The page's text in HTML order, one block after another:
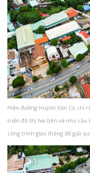
Hiện đường Huỳnh Văn Cù chỉ
triển đô thị hai bên và nhu cầu
công trình giao thông để giải